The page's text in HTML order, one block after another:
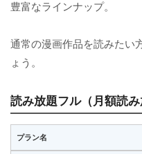
豊富なラインナップ。
通常の漫画作品を読みたい
ょう。
読み放題フル（月額読み
プラン名